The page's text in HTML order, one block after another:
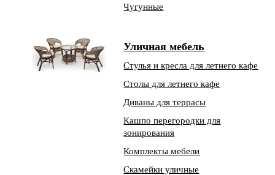
Чугунные
Уличная мебель
Стулья и кресла для летнего кафе
Столы для летнего кафе
Диваны для террасы
Кашпо перегородки для
зонирования
Комплекты мебели
Скамейки уличные